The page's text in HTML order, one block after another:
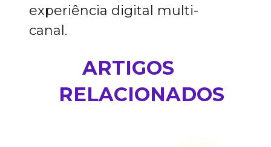
experiência digital multi-
canal.
ARTIGOS
RELACIONADOS